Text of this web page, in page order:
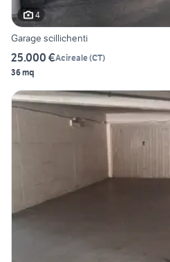
4
Garage scillichenti
25.000 €Acireale(CT)
36 mq